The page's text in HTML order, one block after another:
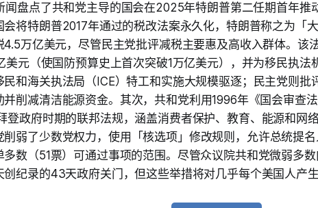
闻盘点了共和党主导的国会在2025年特朗普第二任期首年推
会将特朗普2017年通过的税改法案永久化，特朗普称之为「
4.5万亿美元，尽管民主党批评减税主要惠及高收入群体。该
美元（使国防预算史上首次突破1万亿美元），并为移民执法
民和海关执法局（ICE）特工和实施大规模驱逐；民主党则批
并削减清洁能源资金。其次，共和党利用1996年《国会审查
登政府时期的联邦法规，涵盖消费者保护、教育、能源和网
削弱了少数党权力，使用「核选项」修改规则，允许总统提
多数（51票）可通过事项的范围。尽管众议院共和党微弱多
创纪录的43天政府关门，但这些举措将对几乎每个美国人产生